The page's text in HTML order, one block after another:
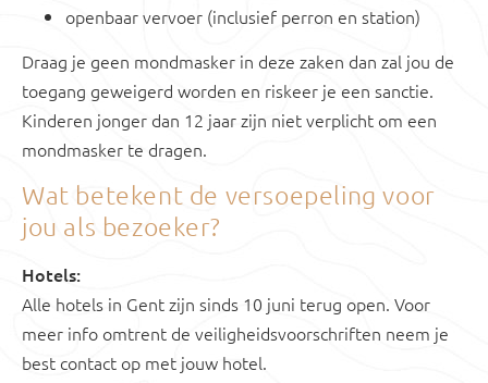
openbaar vervoer (inclusief perron en station)
Draag je geen mondmasker in deze zaken dan zal jou de
toegang geweigerd worden en riskeer je een sanctie.
Kinderen jonger dan 12 jaar zijn niet verplicht om een
mondmasker te dragen.
Wat betekent de versoepeling voor
jou als bezoeker?
Hotels:
Alle hotels in Gent zijn sinds 10 juni terug open. Voor
meer info omtrent de veiligheidsvoorschriften neem je
best contact op met jouw hotel.